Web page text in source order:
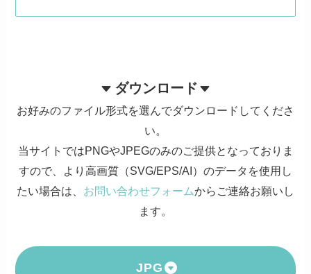
ダウンロード
お好みのファイル形式を選んでダウンロードしてくださ
い。
当サイトではPNGやJPEGのみのご提供となっておりま
すので、より高画質（SVG/EPS/AI）のデータを使用し
たい場合は、 お問い合わせフォームからご連絡お願いし
ます。
JPG